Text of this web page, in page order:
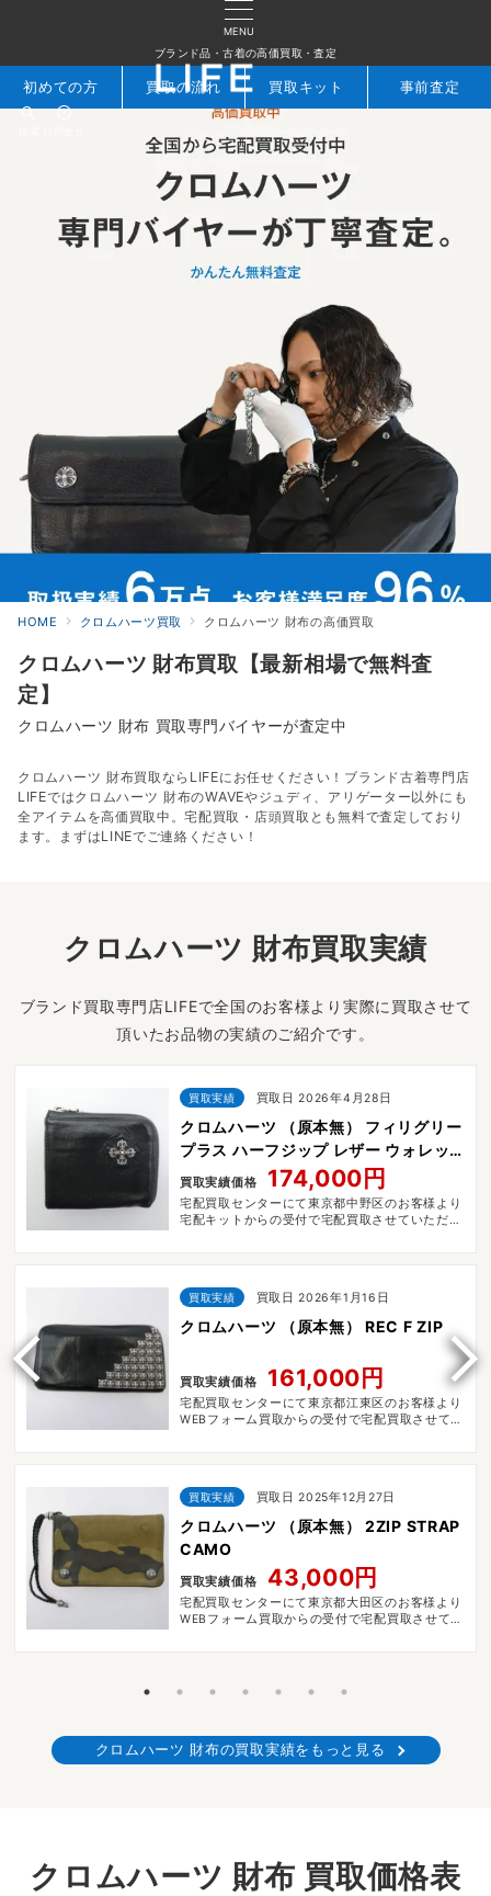
MENU
ブランド品・古着の高価買取・査定
初めての方 買取の流れ 買取キット 事前査定
HOME クロムハーツ買取 クロムハーツ 財布の高価買取
クロムハーツ 財布買取【最新相場で無料査
定】
クロムハーツ 財布 買取専門バイヤーが査定中
クロムハーツ 財布買取ならLIFEにお任せください！ブランド古着専門店
LIFEではクロムハーツ 財布のWAVEやジュディ、アリゲーター以外にも
全アイテムを高価買取中。宅配買取・店頭買取とも無料で査定しており
ます。まずはLINEでご連絡ください！
クロムハーツ 財布買取実績
ブランド買取専門店LIFEで全国のお客様より実際に買取させて
頂いたお品物の実績のご紹介です。
買取実績 買取日 2026年4月28日
クロムハーツ （原本無） フィリグリー
プラス ハーフジップ レザー ウォレッ
ト 財布
買取実績価格 174,000円
宅配買取センターにて東京都中野区のお客様より
宅配キットからの受付で宅配買取させていただき
買取実績 買取日 2026年1月16日
クロムハーツ （原本無） REC F ZIP
買取実績価格 161,000円
宅配買取センターにて東京都江東区のお客様より
WEBフォーム買取からの受付で宅配買取させてい
買取実績 買取日 2025年12月27日
クロムハーツ （原本無） 2ZIP STRAP
CAMO
買取実績価格 43,000円
宅配買取センターにて東京都大田区のお客様より
WEBフォーム買取からの受付で宅配買取させてい
クロムハーツ 財布の買取実績をもっと見る
クロムハーツ 財布 買取価格表